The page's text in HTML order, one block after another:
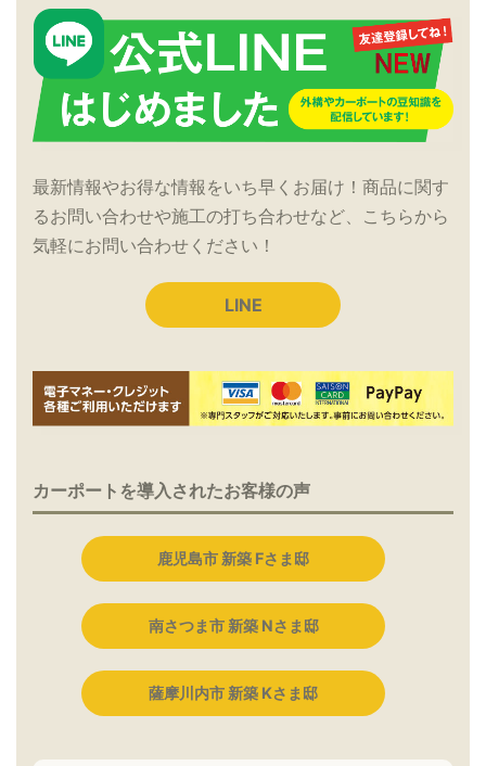
最新情報やお得な情報をいち早くお届け！商品に関す
るお問い合わせや施工の打ち合わせなど、こちらから
気軽にお問い合わせください！
LINE
カーポートを導入されたお客様の声
鹿児島市 新築 Fさま邸
南さつま市 新築 Nさま邸
薩摩川内市 新築 Kさま邸